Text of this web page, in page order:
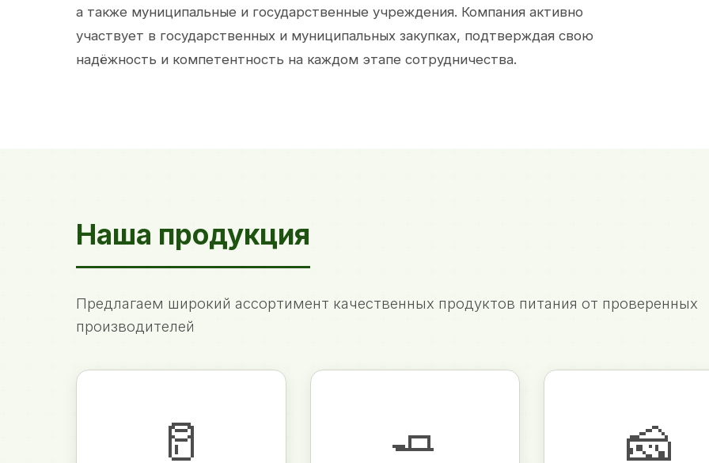
а также муниципальные и государственные учреждения. Компания активно
участвует в государственных и муниципальных закупках, подтверждая свою
надёжность и компетентность на каждом этапе сотрудничества.
Наша продукция
Предлагаем широкий ассортимент качественных продуктов питания от проверенных
производителей
🥛 🧈 🧀